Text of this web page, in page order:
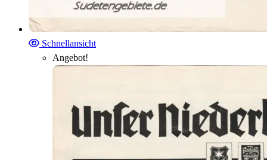
Schnellansicht
Angebot!